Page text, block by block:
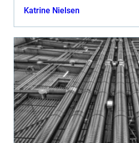
sådan er situationen da også i
Katrine Nielsen